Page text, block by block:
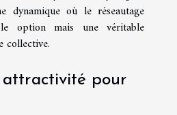
dynamique où le réseautage
option mais une véritable
collective.
attractivité pour